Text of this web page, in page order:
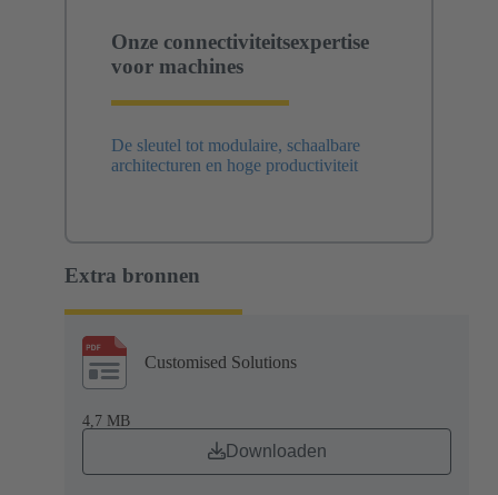
Onze connectiviteitsexpertise
voor machines
De sleutel tot modulaire, schaalbare
architecturen en hoge productiviteit
Extra bronnen
Customised Solutions
4,7 MB
Downloaden